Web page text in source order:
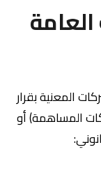
المعنية بقرار
المساهمة) أو